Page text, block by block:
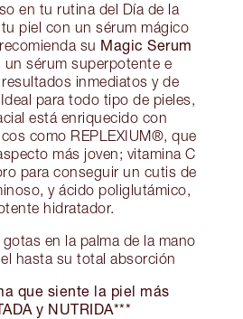
en tu rutina del Día de la
piel con un sérum mágico
su Magic Serum
un sérum superpotente e
inmediatos y de
para todo tipo de pieles,
está enriquecido con
como REPLEXIUM®, que
más joven; vitamina C
para conseguir un cutis de
y ácido poliglutámico,
hidratador.
en la palma de la mano
hasta su total absorción
que siente la piel más
y NUTRIDA***